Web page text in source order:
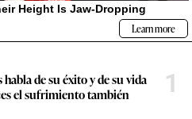
de su éxito y de su vida
el sufrimiento también
1